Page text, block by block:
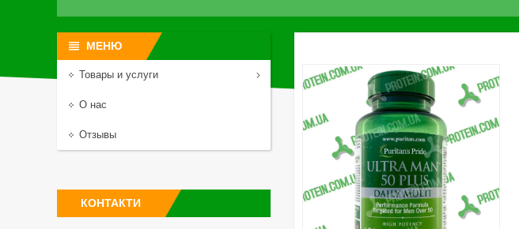
Товары и услуги
О нас
Отзывы
КОНТАКТИ